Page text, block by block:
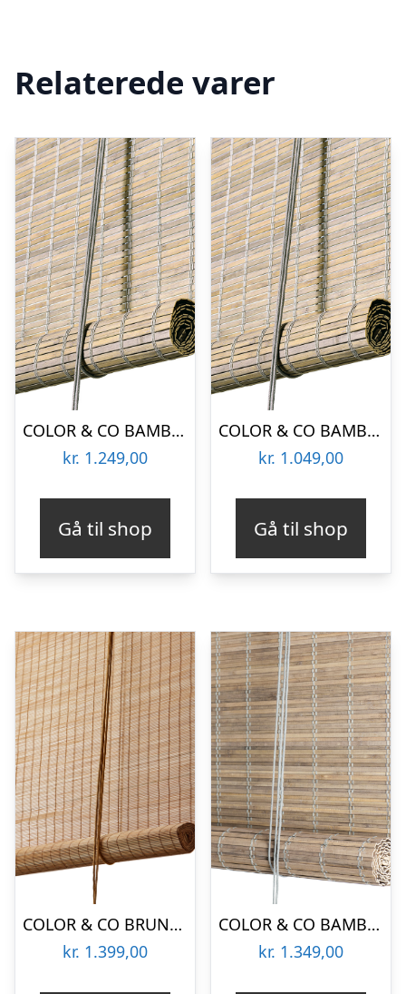
Relaterede varer
COLOR & CO BAMBUS RULLEGARDIN GRÅBEJDSET – 120
kr. 1.249,00
Gå til shop
COLOR & CO BAMBUS RULLEGARDIN GRÅBEJDSET – 90
kr. 1.049,00
Gå til shop
COLOR & CO BRUNFIN BAMBUS RULLEGARDIN – 120
kr. 1.399,00
COLOR & CO BAMBUS RULLEGARDIN HELDÆKKENDE GRÅ BEJDSET – 90
kr. 1.349,00